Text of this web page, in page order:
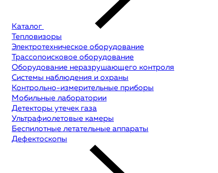
Каталог
Тепловизоры
Электротехническое оборудование
Трассопоисковое оборудование
Оборудование неразрушающего контроля
Системы наблюдения и охраны
Контрольно-измерительные приборы
Мобильные лаборатории
Детекторы утечек газа
Ультрафиолетовые камеры
Беспилотные летательные аппараты
Дефектоскопы